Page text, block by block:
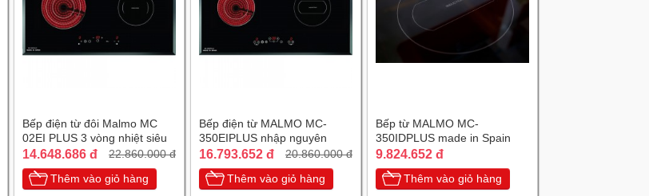
Bếp điện từ đôi Malmo MC
02EI PLUS 3 vòng nhiệt siêu
tiết kiệm điện
14.648.686 đ 22.860.000 đ
Thêm vào giỏ hàng
Bếp điện từ MALMO MC-
350EIPLUS nhập nguyên
chiếc Tây Ban Nha
16.793.652 đ 20.860.000 đ
Thêm vào giỏ hàng
Bếp từ MALMO MC-
350IDPLUS made in Spain
9.824.652 đ
Thêm vào giỏ hàng